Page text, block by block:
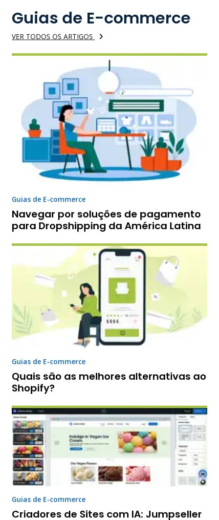
Guias de E-commerce
VER TODOS OS ARTIGOS
Guias de E-commerce
Navegar por soluções de pagamento
para Dropshipping da América Latina
Guias de E-commerce
Quais são as melhores alternativas ao
Shopify?
Guias de E-commerce
Criadores de Sites com IA: Jumpseller